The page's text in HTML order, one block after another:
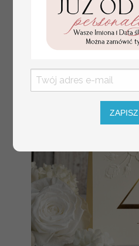
lub srebrne napisy
tłoczone kwiaty na
winietkach ślubnych